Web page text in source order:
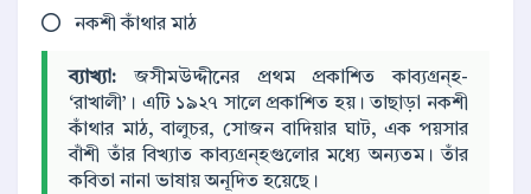
নকশী কাঁথার মাঠ
ব্যাখ্যা: জসীমউদ্দীনের প্রথম প্রকাশিত কাব্যগ্রন্হ-
‘রাখালী’। এটি ১৯২৭ সালে প্রকাশিত হয়। তাছাড়া নকশী
কাঁথার মাঠ, বালুচর, সোজন বাদিয়ার ঘাট, এক পয়সার
বাঁশী তাঁর বিখ্যাত কাব্যগ্রন্হগুলোর মধ্যে অন্যতম। তাঁর
কবিতা নানা ভাষায় অনূদিত হয়েছে।